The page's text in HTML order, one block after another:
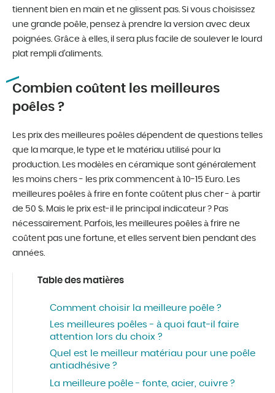
tiennent bien en main et ne glissent pas. Si vous choisissez
une grande poêle, pensez à prendre la version avec deux
poignées. Grâce à elles, il sera plus facile de soulever le lourd
plat rempli d’aliments.
Combien coûtent les meilleures
poêles ?
Les prix des meilleures poêles dépendent de questions telles
que la marque, le type et le matériau utilisé pour la
production. Les modèles en céramique sont généralement
les moins chers - les prix commencent à 10-15 Euro. Les
meilleures poêles à frire en fonte coûtent plus cher - à partir
de 50 $. Mais le prix est-il le principal indicateur ? Pas
nécessairement. Parfois, les meilleures poêles à frire ne
coûtent pas une fortune, et elles servent bien pendant des
années.
Table des matières
Comment choisir la meilleure poêle ?
Les meilleures poêles - à quoi faut-il faire
attention lors du choix ?
Quel est le meilleur matériau pour une poêle
antiadhésive ?
La meilleure poêle - fonte, acier, cuivre ?